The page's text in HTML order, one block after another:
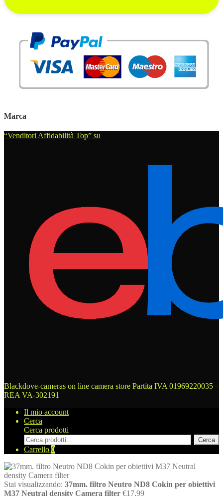
Marca
“Venditori Affidabilità Top” su
Blackdove-cameras on line camera store Partita IVA 01969220035 –
REA VA-302191
Il mio account
Cerca
Cerca prodotti
Cerca
Carrello 0
Stai visualizzando: 37mm. filtro Neutro ND8 Cokin per obiettivi
M37 Neutral density Camera filter €17,99